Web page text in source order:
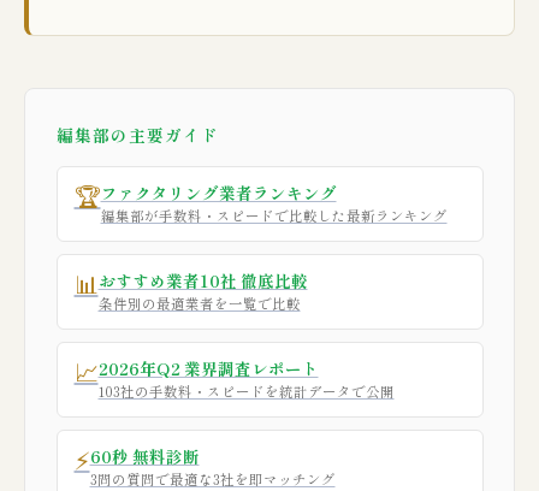
編集部の主要ガイド
🏆ファクタリング業者ランキング
編集部が手数料・スピードで比較した最新ランキング
📊おすすめ業者10社 徹底比較
条件別の最適業者を一覧で比較
📈2026年Q2 業界調査レポート
103社の手数料・スピードを統計データで公開
⚡60秒 無料診断
3問の質問で最適な3社を即マッチング